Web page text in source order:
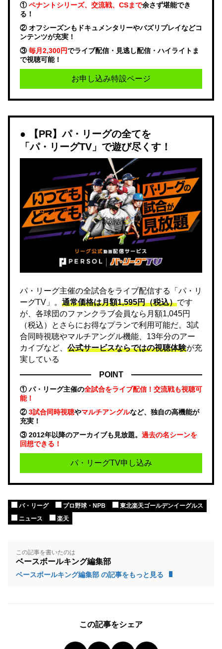
①ペナントシリーズ、交流戦、CSまで余さず堪能でき
る！
② オフシーズンもドキュメンタリーやバズリプレイなどコ
ンテンツが充実！
③毎月2,300円でライブ配信・見逃し配信・ハイライトま
で視聴可能！
お申し込み特設ページ
【PR】パ・リーグの全てを
「パ・リーグTV」で遊び尽くす！
パ・リーグ主催の全試合をライブ配信する「パ・リ
ーグTV」。 通常価格は月額1,595円（税込）です
が、各球団のファンクラブ会員なら月額1,045円
（税込）とさらにお得なプランで利用可能だ。3試
合同時視聴やマルチアングル機能、13年分のアー
カイブなど、 公式サービスならではの視聴体験が充
実している
POINT
① パ・リーグ主催の全試合をライブ配信！交流戦も視聴可
能！
②3試合同時視聴やマルチアングルなど、独自の高機能が
充実！
③ 2012年以降のアーカイブも見放題。 過去の名シーンを
回想できる！
パ・リーグTV申し込み
パ・リーグ プロ野球・NPB
東北楽天ゴールデンイーグルス
ニュース
楽天
この記事を書いたのは
ベースボールキング編集部
ベースボールキング編集部 の記事をもっと見る
この記事をシェア